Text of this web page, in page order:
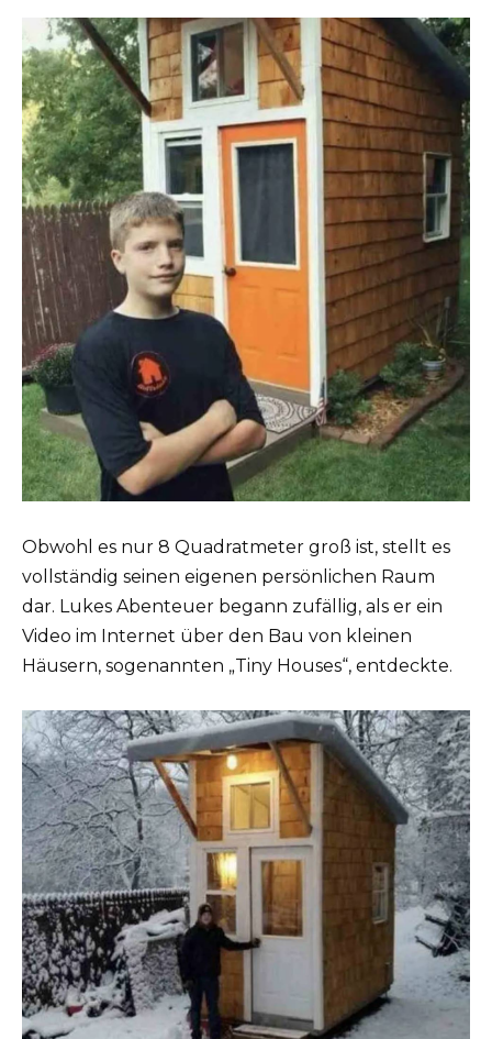
Obwohl es nur 8 Quadratmeter groß ist, stellt es
vollständig seinen eigenen persönlichen Raum
dar. Lukes Abenteuer begann zufällig, als er ein
Video im Internet über den Bau von kleinen
Häusern, sogenannten „Tiny Houses“, entdeckte.